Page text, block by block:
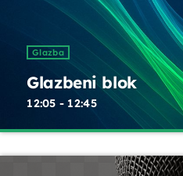
Glazba
Glazbeni blok
12:05 - 12:45
Glazbeni blok